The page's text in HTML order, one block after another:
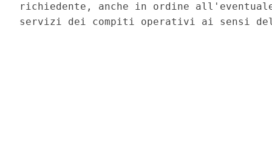
richiedente, anche in ordine